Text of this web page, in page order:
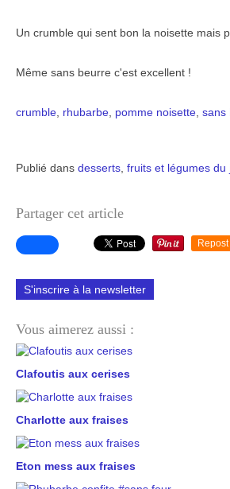
Un crumble qui sent bon la noisette mais
Même sans beurre c'est excellent !
crumble rhubarbe pomme noisette sans
Publié dans desserts fruits et légumes du
Partager cet article
Repost
S'inscrire à la newsletter
Vous aimerez aussi :
Clafoutis aux cerises
Charlotte aux fraises
Eton mess aux fraises